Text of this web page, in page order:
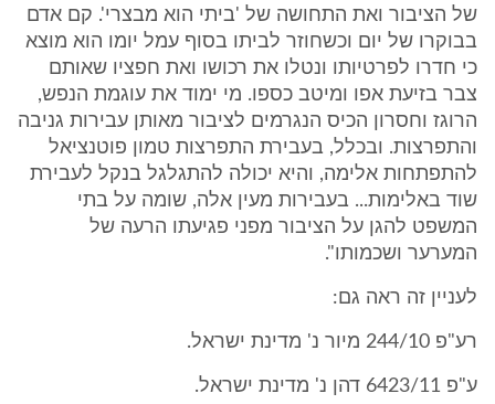
של הציבור ואת התחושה של 'ביתי הוא מבצרי'. קם אדם
בבוקרו של יום וכשחוזר לביתו בסוף עמל יומו הוא מוצא
כי חדרו לפרטיותו ונטלו את רכושו ואת חפציו שאותם
צבר בזיעת אפו ומיטב כספו. מי ימוד את עוגמת הנפש,
הרוגז וחסרון הכיס הנגרמים לציבור מאותן עבירות גניבה
והתפרצות. ובכלל, בעבירת התפרצות טמון פוטנציאל
להתפתחות אלימה, והיא יכולה להתגלגל בנקל לעבירת
שוד באלימות... בעבירות מעין אלה, שומה על בתי
המשפט להגן על הציבור מפני פגיעתו הרעה של
המערער ושכמותו".
לעניין זה ראה גם:
רע"פ 244/10 מיור נ' מדינת ישראל.
ע"פ 6423/11 דהן נ' מדינת ישראל.